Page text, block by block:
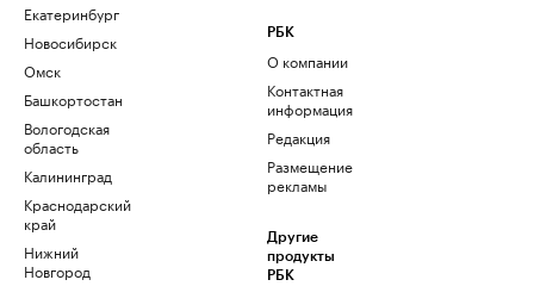
Екатеринбург
Новосибирск
Омск
Башкортостан
Вологодская
область
Калининград
Краснодарский
край
Нижний
Новгород
РБК
О компании
Контактная
информация
Редакция
Размещение
рекламы
Другие
продукты
РБК